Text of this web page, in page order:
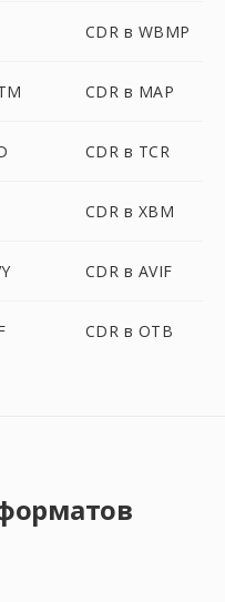
CDR в WBMP
CDR в MAP
CDR в TCR
CDR в XBM
CDR в AVIF
CDR в OTB